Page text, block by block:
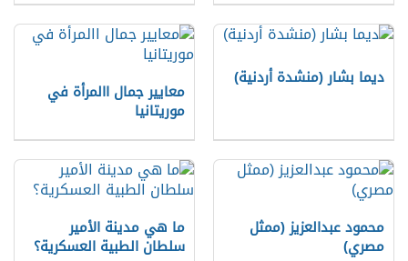
ديما بشار (منشدة أردنية)
معايير جمال االمرأة في
موريتانيا
محمود عبدالعزيز (ممثل
مصري)
ما هي مدينة الأمير
سلطان الطبية العسكرية؟